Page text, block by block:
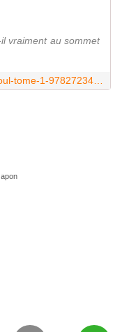
vraiment au sommet
http://www.glenatmanga.com/tokyo-ghoul-tome-1-9782723495615.htm